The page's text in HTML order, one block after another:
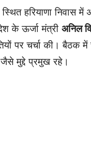
हरियाणा निवास
के ऊर्जा मंत्री अनिल
पर चर्चा की। बैठक में
मुद्दे प्रमुख रहे।